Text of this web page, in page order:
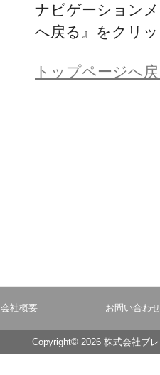
ナビゲーション
へ戻る』をクリ
トップページへ
会社概要 お問い合わせ
Copyright© 2026 株式会社ブ